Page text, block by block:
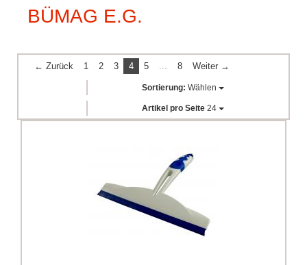
BÜMAG E.G.
← Zurück 1 2 3 4 5 ... 8 Weiter →
Sortierung: Wählen
Artikel pro Seite 24